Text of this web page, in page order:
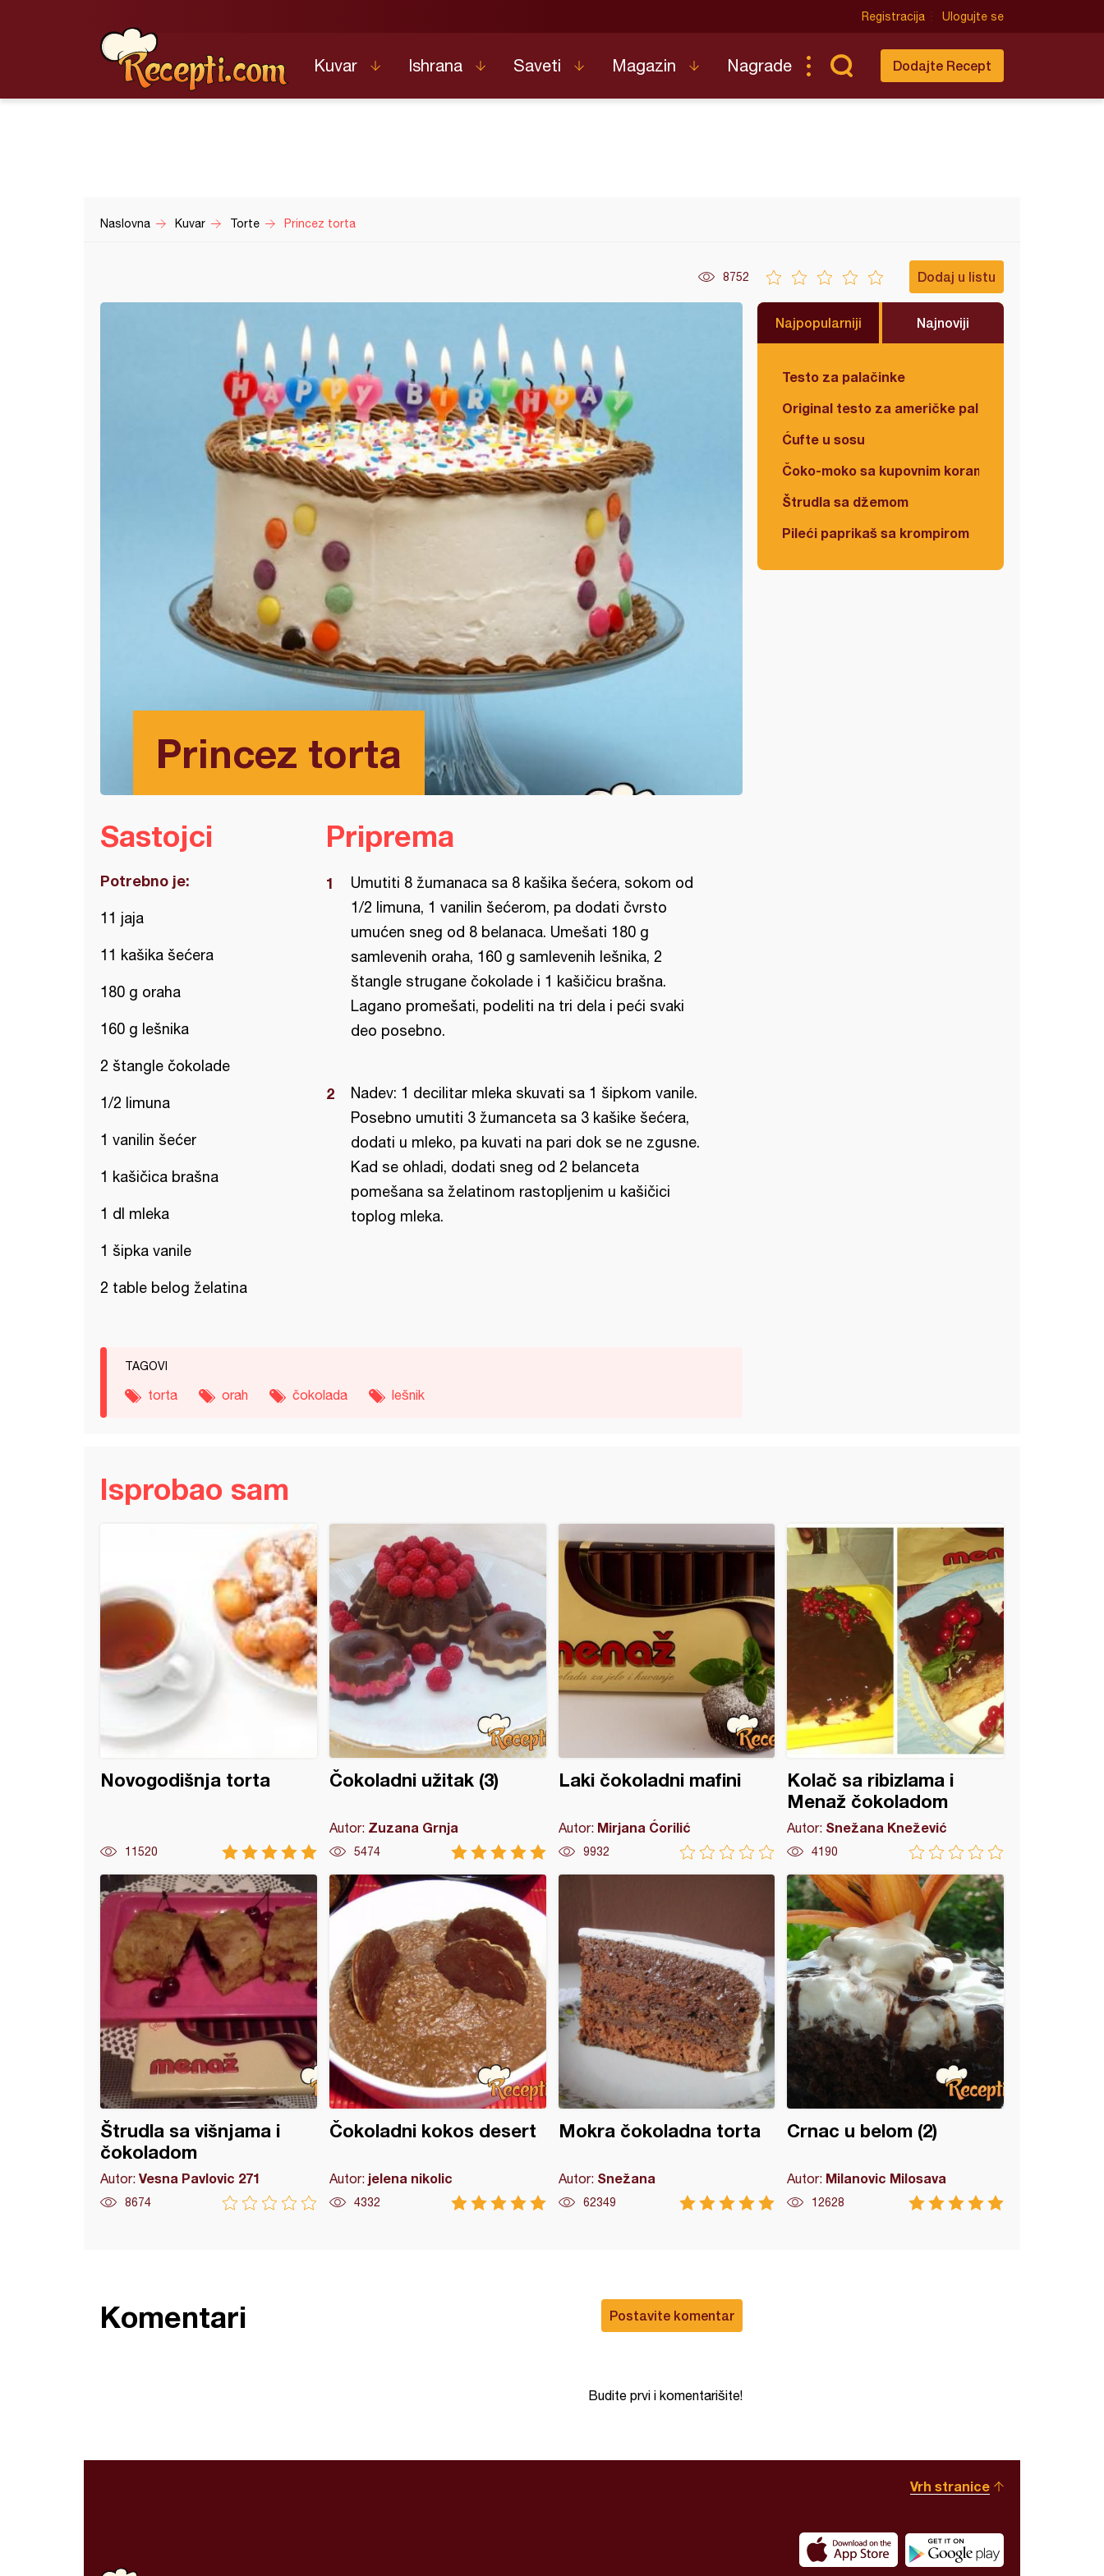
Registracija Ulogujte se
Kuvar Ishrana Saveti Magazin Nagrade Dodajte Recept
Naslovna Kuvar Torte Princez torta
8752 Dodaj u listu
Princez torta
Najpopularniji Najnoviji
Testo za palačinke
Original testo za američke palačinke
Ćufte u sosu
Čoko-moko sa kupovnim korama
Štrudla sa džemom
Pileći paprikaš sa krompirom
Sastojci
Potrebno je:
11 jaja
11 kašika šećera
180 g oraha
160 g lešnika
2 štangle čokolade
1/2 limuna
1 vanilin šećer
1 kašičica brašna
1 dl mleka
1 šipka vanile
2 table belog želatina
Priprema
Umutiti 8 žumanaca sa 8 kašika šećera, sokom od
1/2 limuna, 1 vanilin šećerom, pa dodati čvrsto
umućen sneg od 8 belanaca. Umešati 180 g
samlevenih oraha, 160 g samlevenih lešnika, 2
štangle strugane čokolade i 1 kašičicu brašna.
Lagano promešati, podeliti na tri dela i peći svaki
deo posebno.
Nadev: 1 decilitar mleka skuvati sa 1 šipkom vanile.
Posebno umutiti 3 žumanceta sa 3 kašike šećera,
dodati u mleko, pa kuvati na pari dok se ne zgusne.
Kad se ohladi, dodati sneg od 2 belanceta
pomešana sa želatinom rastopljenim u kašičici
toplog mleka.
TAGOVI
torta orah čokolada lešnik
Isprobao sam
Novogodišnja torta
11520
Čokoladni užitak (3)
Autor: Zuzana Grnja
5474
Laki čokoladni mafini
Autor: Mirjana Ćorilić
9932
Kolač sa ribizlama i
Menaž čokoladom
Autor: Snežana Knežević
4190
Štrudla sa višnjama i
čokoladom
Autor: Vesna Pavlovic 271
8674
Čokoladni kokos desert
Autor: jelena nikolic
4332
Mokra čokoladna torta
Autor: Snežana
62349
Crnac u belom (2)
Autor: Milanovic Milosava
12628
Postavite komentar
Komentari
Budite prvi i komentarišite!
Vrh stranice